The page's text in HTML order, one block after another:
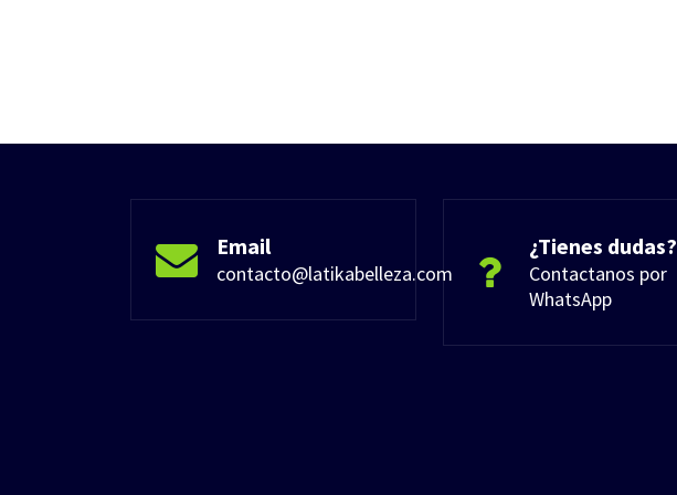
Email
contacto@latikabelleza.com
¿Tienes dudas?
Contactanos por
WhatsApp